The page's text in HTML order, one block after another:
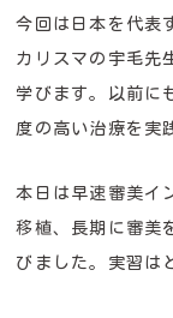
今回は日本を代表
カリスマの宇毛先
学びます。以前に
度の高い治療を実
本日は早速審美イ
移植、長期に審美
びました。実習は